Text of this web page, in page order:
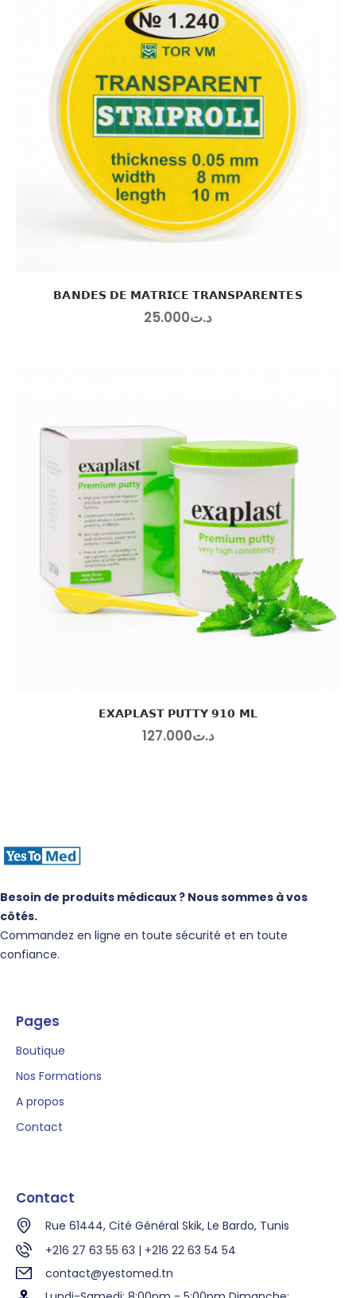
𝗕𝗔𝗡𝗗𝗘𝗦 𝗗𝗘 𝗠𝗔𝗧𝗥𝗜𝗖𝗘 𝗧𝗥𝗔𝗡𝗦𝗣𝗔𝗥𝗘𝗡𝗧𝗘𝗦
د.ت 25.000
𝗘𝗫𝗔𝗣𝗟𝗔𝗦𝗧 𝗣𝗨𝗧𝗧𝗬 𝟵𝟭𝟬 𝗠𝗟
د.ت 127.000
Besoin de produits médicaux ? Nous sommes à vos
côtés.
Commandez en ligne en toute sécurité et en toute
confiance.
Pages
Boutique
Nos Formations
A propos
Contact
Contact
Rue 61444, Cité Général Skik, Le Bardo, Tunis
+216 27 63 55 63 | +216 22 63 54 54
contact@yestomed.tn